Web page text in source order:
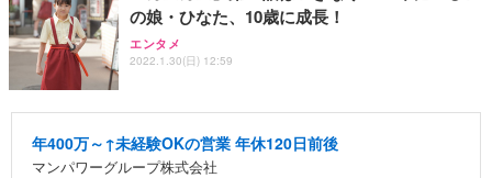
の娘・ひなた、10歳に成長！
エンタメ
2022.1.30(日) 12:59
年400万～↑未経験OKの営業 年休120日前後
マンパワーグループ株式会社